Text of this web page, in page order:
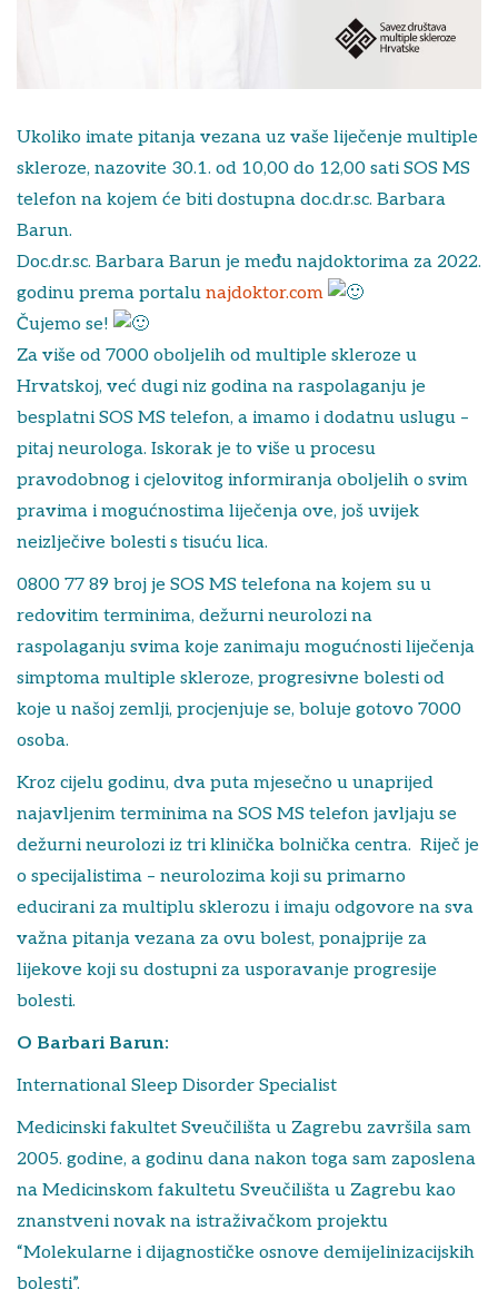
Ukoliko imate pitanja vezana uz vaše liječenje multiple
skleroze, nazovite 30.1. od 10,00 do 12,00 sati SOS MS
telefon na kojem će biti dostupna doc.dr.sc. Barbara
Barun.
Doc.dr.sc. Barbara Barun je među najdoktorima za 2022.
godinu prema portalu najdoktor.com
Čujemo se!
Za više od 7000 oboljelih od multiple skleroze u
Hrvatskoj, već dugi niz godina na raspolaganju je
besplatni SOS MS telefon, a imamo i dodatnu uslugu –
pitaj neurologa. Iskorak je to više u procesu
pravodobnog i cjelovitog informiranja oboljelih o svim
pravima i mogućnostima liječenja ove, još uvijek
neizlječive bolesti s tisuću lica.
0800 77 89 broj je SOS MS telefona na kojem su u
redovitim terminima, dežurni neurolozi na
raspolaganju svima koje zanimaju mogućnosti liječenja
simptoma multiple skleroze, progresivne bolesti od
koje u našoj zemlji, procjenjuje se, boluje gotovo 7000
osoba.
Kroz cijelu godinu, dva puta mjesečno u unaprijed
najavljenim terminima na SOS MS telefon javljaju se
dežurni neurolozi iz tri klinička bolnička centra. Riječ je
o specijalistima – neurolozima koji su primarno
educirani za multiplu sklerozu i imaju odgovore na sva
važna pitanja vezana za ovu bolest, ponajprije za
lijekove koji su dostupni za usporavanje progresije
bolesti.
O Barbari Barun:
International Sleep Disorder Specialist
Medicinski fakultet Sveučilišta u Zagrebu završila sam
2005. godine, a godinu dana nakon toga sam zaposlena
na Medicinskom fakultetu Sveučilišta u Zagrebu kao
znanstveni novak na istraživačkom projektu
“Molekularne i dijagnostičke osnove demijelinizacijskih
bolesti”.